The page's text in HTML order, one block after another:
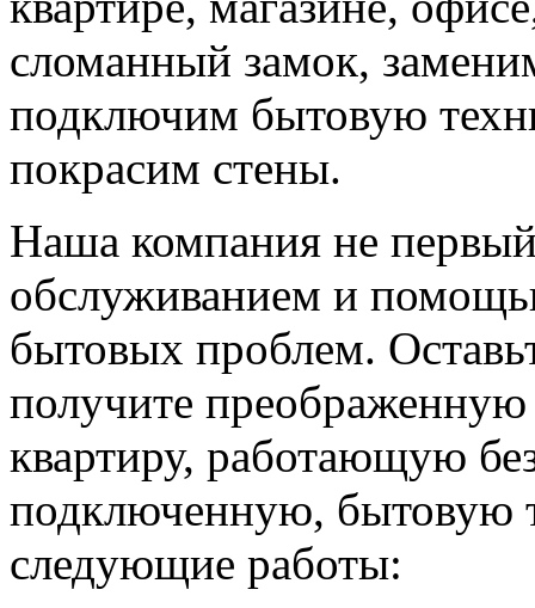
сломанный замок,
подключим бытовую
покрасим стены.
Наша компания не первый
обслуживанием и
бытовых проблем.
получите
квартиру, работающую
подключенную, бытовую
следующие работы: